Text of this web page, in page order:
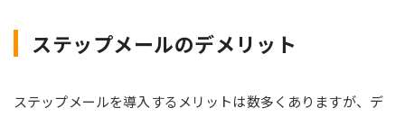
ステップメールのデメリット
ステップメールを導入するメリットは数多くありますが、デ